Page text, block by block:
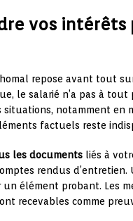
vos intérêts
repose avant tout
le salarié n’a pas à
situations, notamment en
factuels reste
les documents liés à
rendus
élément probant. Les
recevables comme